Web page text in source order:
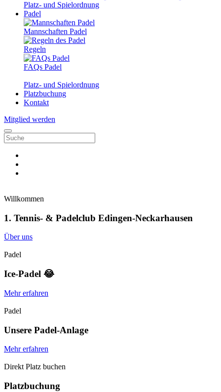
Platz- und Spielordnung
Padel
Mannschaften Padel
Regeln
FAQs Padel
Platz- und Spielordnung
Platzbuchung
Kontakt
Mitglied werden
Willkommen
1. Tennis- & Padelclub Edingen-Neckarhausen
Über uns
Padel
Ice-Padel 😂
Mehr erfahren
Padel
Unsere Padel-Anlage
Mehr erfahren
Direkt Platz buchen
Platzbuchung